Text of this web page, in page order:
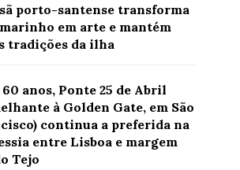
porto-santense transforma
em arte e mantém
tradições da ilha
60 anos, Ponte 25 de Abril
à Golden Gate, em São
continua a preferida na
entre Lisboa e margem
Tejo